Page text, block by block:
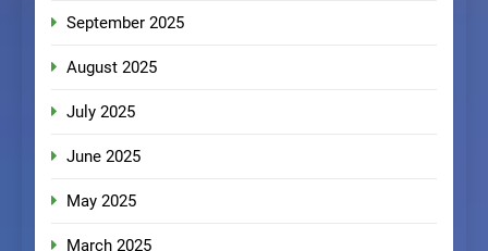
September 2025
August 2025
July 2025
June 2025
May 2025
March 2025